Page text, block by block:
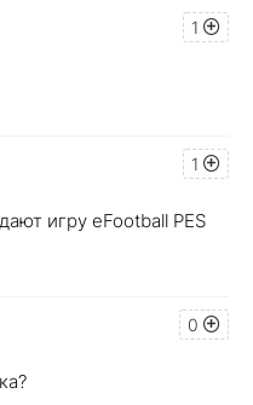
1
1
игру eFootball PES
0